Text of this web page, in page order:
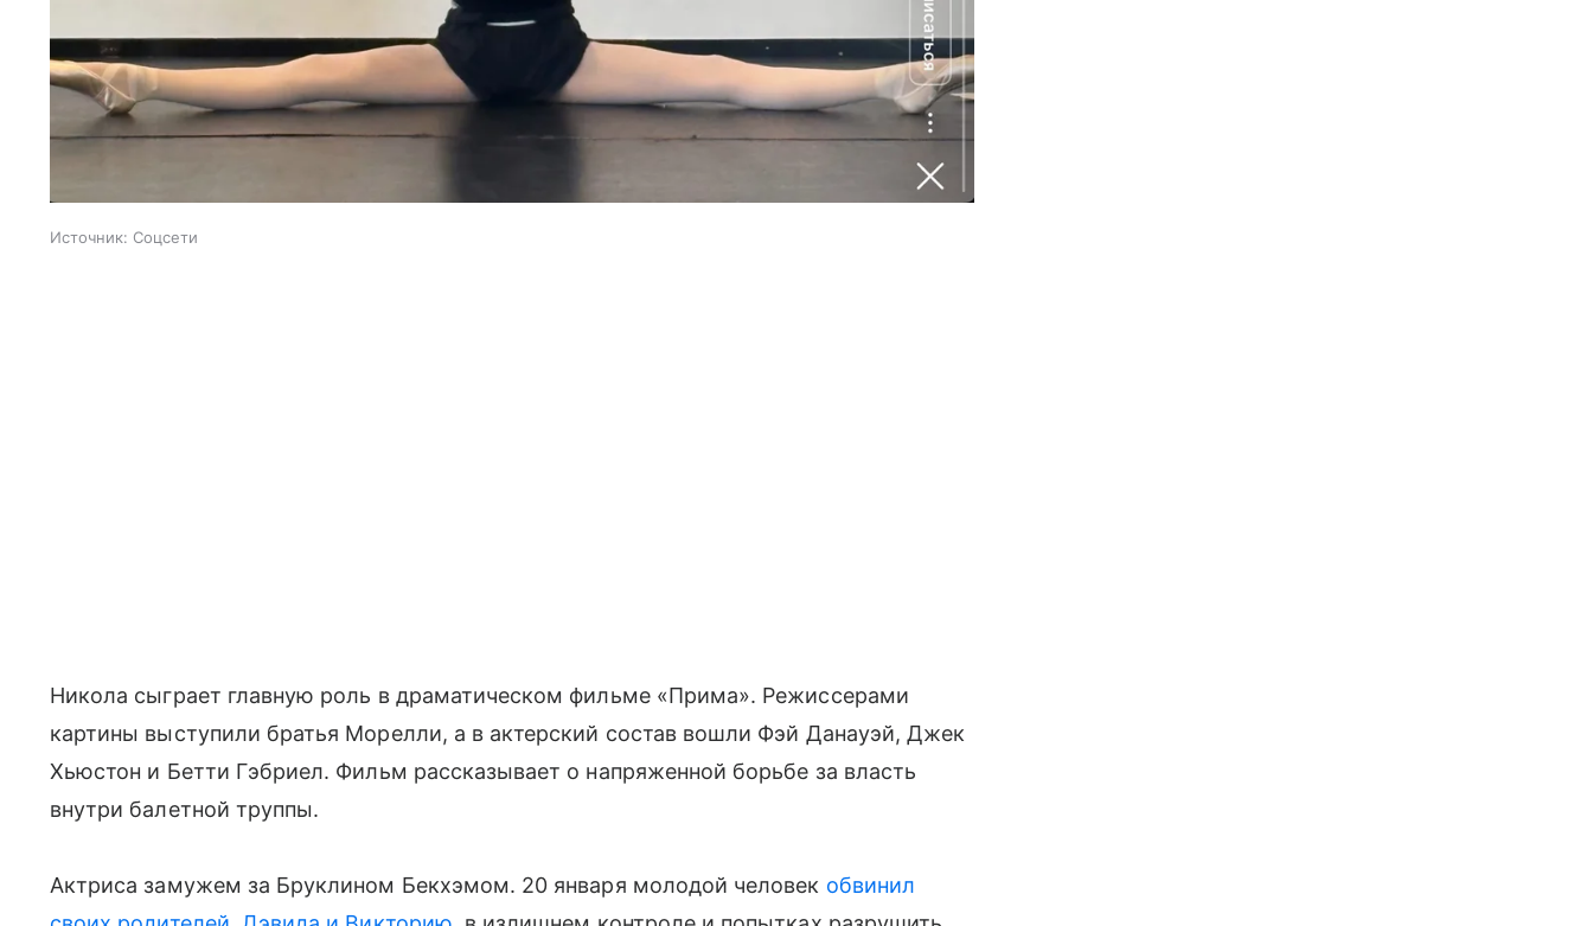
Источник: Соцсети
Никола сыграет главную роль в драматическом фильме «Прима». Режиссерами
картины выступили братья Морелли, а в актерский состав вошли Фэй Данауэй, Джек
Хьюстон и Бетти Гэбриел. Фильм рассказывает о напряженной борьбе за власть
внутри балетной труппы.
Актриса замужем за Бруклином Бекхэмом. 20 января молодой человек обвинил